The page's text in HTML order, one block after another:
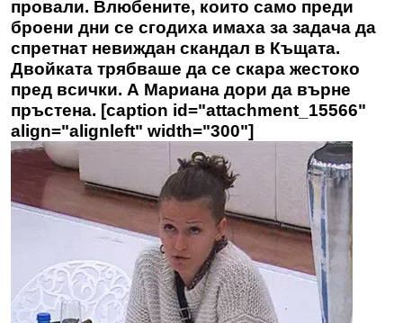
провали. Влюбените, които само преди
броени дни се сгодиха имаха за задача да
спретнат невиждан скандал в Къщата.
Двойката трябваше да се скара жестоко
пред всички. А Мариана дори да върне
пръстена. [caption id="attachment_15566"
align="alignleft" width="300"]